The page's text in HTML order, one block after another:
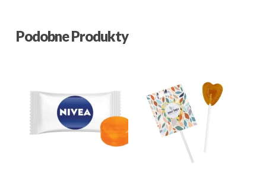
Podobne Produkty
66.46zł 0.83 zł